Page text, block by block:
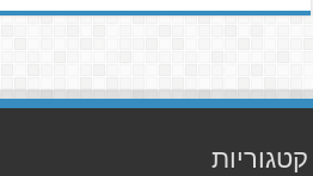
קטגוריות